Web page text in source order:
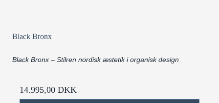
Black Bronx
Black Bronx – Stilren nordisk æstetik i organisk design
14.995,00 DKK